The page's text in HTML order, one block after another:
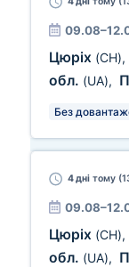
Цюріх (CH),
обл. (UA),
Без
4 дні тому
Цюріх (CH),
обл. (UA),